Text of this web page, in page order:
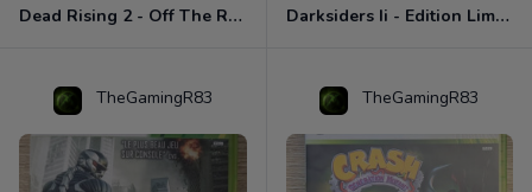
Dead Rising 2 - Off The Record Xbox 360 Darksiders Ii - Edition Limitée Xbox 360
TheGamingR83 TheGamingR83